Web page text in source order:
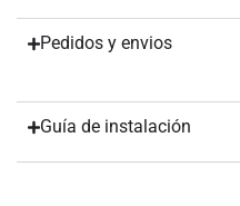
Pedidos y envios
Guía de instalación